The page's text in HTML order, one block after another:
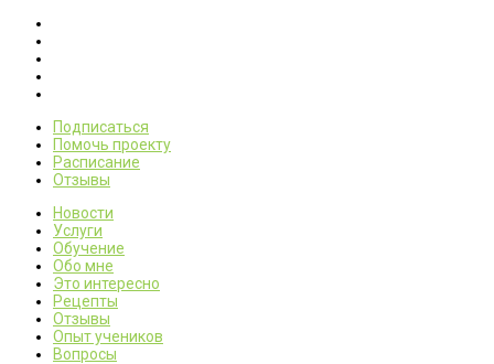
Подписаться
Помочь проекту
Расписание
Отзывы
Новости
Услуги
Обучение
Обо мне
Это интересно
Рецепты
Отзывы
Опыт учеников
Вопросы